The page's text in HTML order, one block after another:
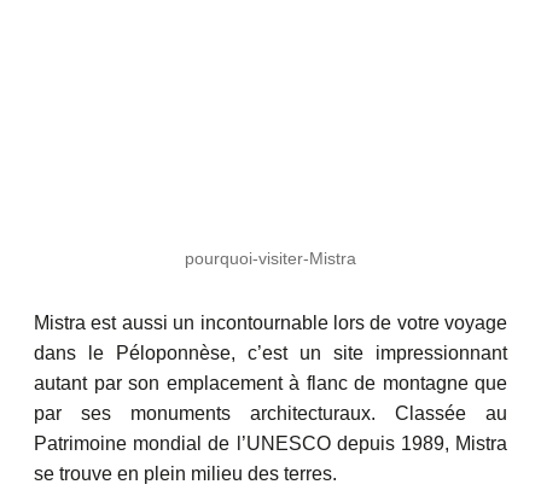
pourquoi-visiter-Mistra
Mistra est aussi un incontournable lors de votre voyage
dans le Péloponnèse, c’est un site impressionnant
autant par son emplacement à flanc de montagne que
par ses monuments architecturaux. Classée au
Patrimoine mondial de l’UNESCO depuis 1989, Mistra
se trouve en plein milieu des terres.